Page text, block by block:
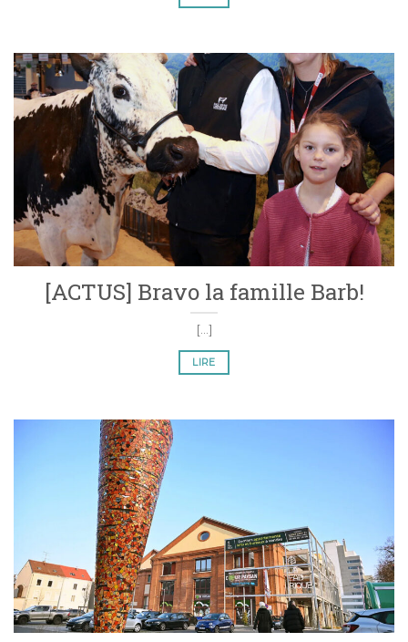
[ACTUS] Bravo la famille Barb!
[...]
LIRE